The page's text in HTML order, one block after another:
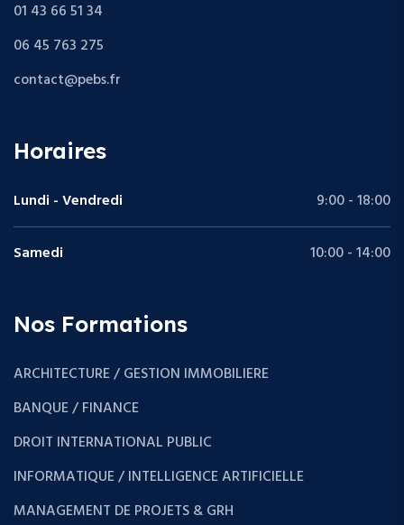
01 43 66 51 34
06 45 763 275
contact@pebs.fr
Horaires
Lundi - Vendredi 9:00 - 18:00
Samedi 10:00 - 14:00
Nos Formations
ARCHITECTURE / GESTION IMMOBILIERE
BANQUE / FINANCE
DROIT INTERNATIONAL PUBLIC
INFORMATIQUE / INTELLIGENCE ARTIFICIELLE
MANAGEMENT DE PROJETS & GRH